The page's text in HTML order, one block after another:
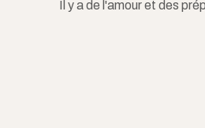
Il y a de l'amour et des